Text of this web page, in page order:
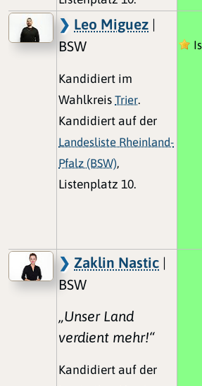
Leo Miguez |
BSW
Kandidiert im
Wahlkreis Trier.
Kandidiert auf der
Landesliste Rheinland-
Pfalz (BSW),
Listenplatz 10.
Zaklin Nastic |
BSW
„Unser Land
verdient mehr!“
Kandidiert auf der